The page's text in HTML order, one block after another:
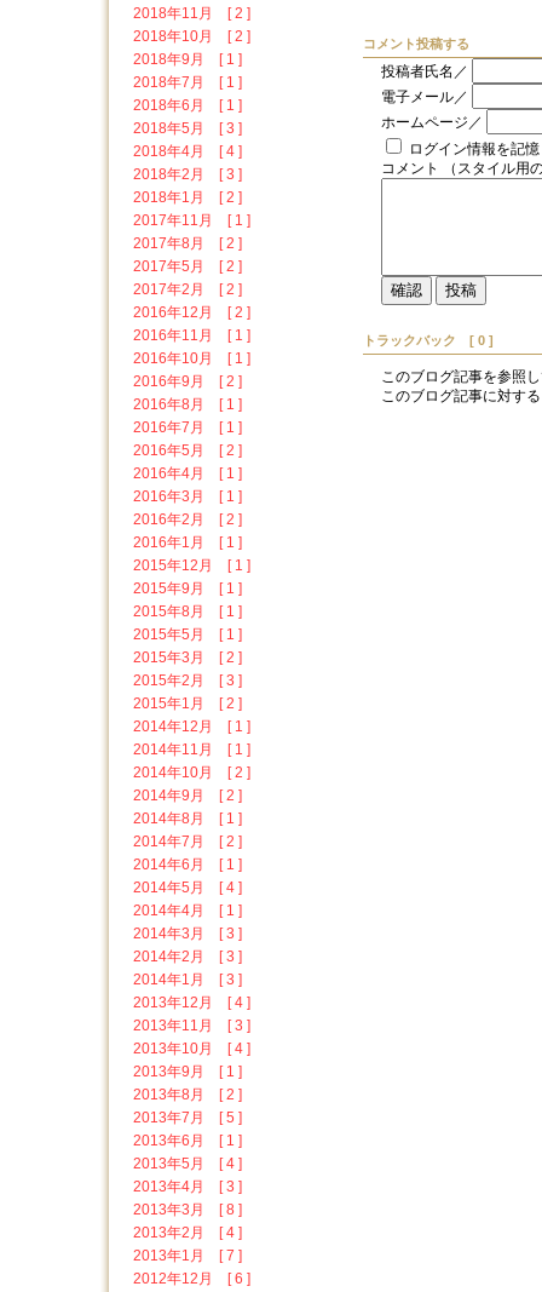
2018年11月 [ 2 ]
2018年10月 [ 2 ]
2018年9月 [ 1 ]
2018年7月 [ 1 ]
2018年6月 [ 1 ]
2018年5月 [ 3 ]
2018年4月 [ 4 ]
2018年2月 [ 3 ]
2018年1月 [ 2 ]
2017年11月 [ 1 ]
2017年8月 [ 2 ]
2017年5月 [ 2 ]
2017年2月 [ 2 ]
2016年12月 [ 2 ]
2016年11月 [ 1 ]
2016年10月 [ 1 ]
2016年9月 [ 2 ]
2016年8月 [ 1 ]
2016年7月 [ 1 ]
2016年5月 [ 2 ]
2016年4月 [ 1 ]
2016年3月 [ 1 ]
2016年2月 [ 2 ]
2016年1月 [ 1 ]
2015年12月 [ 1 ]
2015年9月 [ 1 ]
2015年8月 [ 1 ]
2015年5月 [ 1 ]
2015年3月 [ 2 ]
2015年2月 [ 3 ]
2015年1月 [ 2 ]
2014年12月 [ 1 ]
2014年11月 [ 1 ]
2014年10月 [ 2 ]
2014年9月 [ 2 ]
2014年8月 [ 1 ]
2014年7月 [ 2 ]
2014年6月 [ 1 ]
2014年5月 [ 4 ]
2014年4月 [ 1 ]
2014年3月 [ 3 ]
2014年2月 [ 3 ]
2014年1月 [ 3 ]
2013年12月 [ 4 ]
2013年11月 [ 3 ]
2013年10月 [ 4 ]
2013年9月 [ 1 ]
2013年8月 [ 2 ]
2013年7月 [ 5 ]
2013年6月 [ 1 ]
2013年5月 [ 4 ]
2013年4月 [ 3 ]
2013年3月 [ 8 ]
2013年2月 [ 4 ]
2013年1月 [ 7 ]
2012年12月 [ 6 ]
コメント投稿する
投稿者氏名／
電子メール／
ホームページ／
ログイン情報を記憶
コメント （スタイル用
トラックバック [ 0 ]
このブログ記事を参照
このブログ記事に対す